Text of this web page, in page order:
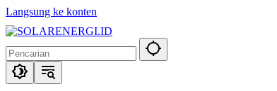
Langsung ke konten